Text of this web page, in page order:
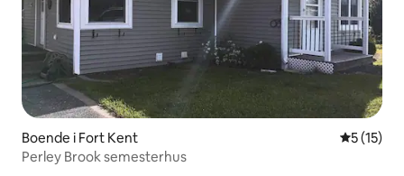
Boende i Fort Kent 5 av 5 i
5 (15)
Perley Brook semesterhus